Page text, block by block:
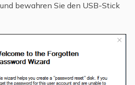
bewahren Sie den USB-Stick